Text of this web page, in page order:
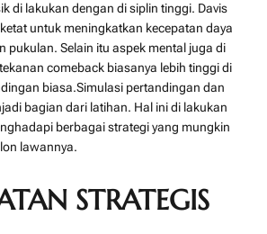
di lakukan dengan di siplin tinggi. Davis
untuk meningkatkan kecepatan daya
pukulan. Selain itu aspek mental juga di
comeback biasanya lebih tinggi di
biasa.Simulasi pertandingan dan
bagian dari latihan. Hal ini di lakukan
berbagai strategi yang mungkin
lawannya.
STRATEGIS